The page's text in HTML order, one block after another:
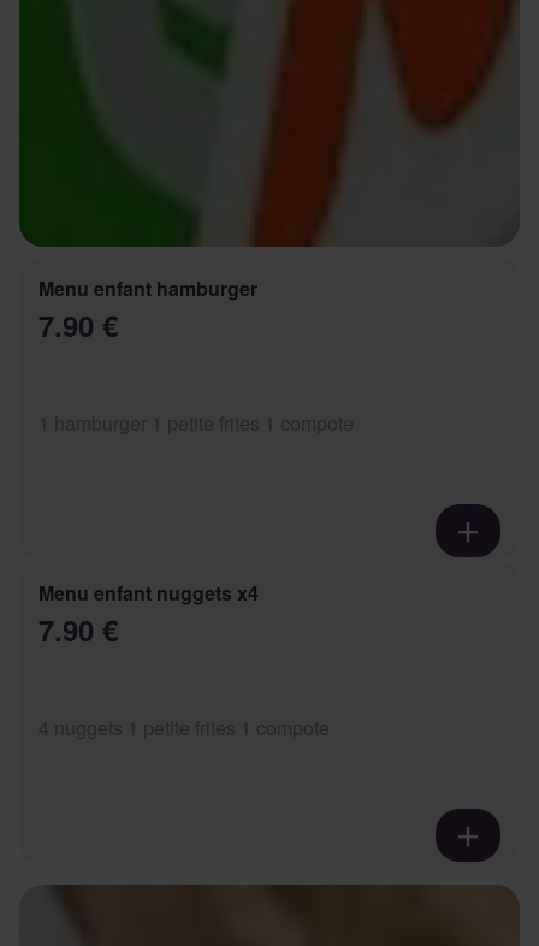
Menu enfant hamburger
7.90 €
Menu enfant nuggets x4
7.90 €